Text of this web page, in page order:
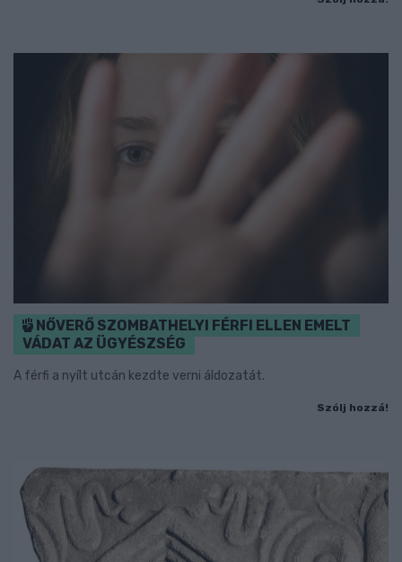
NŐVERŐ SZOMBATHELYI FÉRFI ELLEN EMELT
VÁDAT AZ ÜGYÉSZSÉG
A férfi a nyílt utcán kezdte verni áldozatát.
Szólj hozzá!